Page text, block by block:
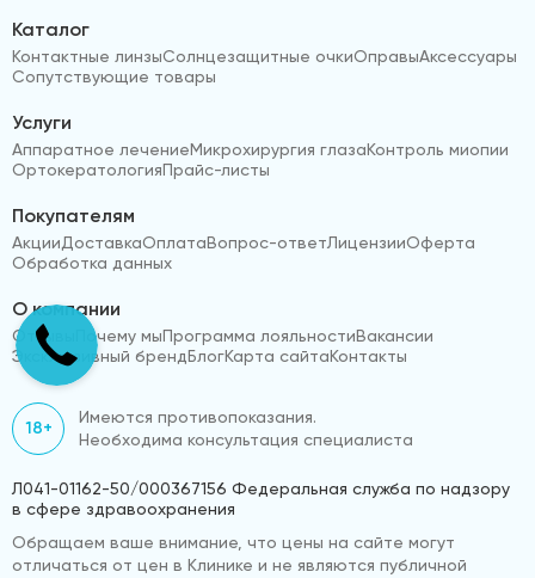
Каталог
Контактные линзыСолнцезащитные очкиОправыАксессуары
Сопутствующие товары
Услуги
Аппаратное лечениеМикрохирургия глазаКонтроль миопии
ОртокератологияПрайс-листы
Покупателям
АкцииДоставкаОплатаВопрос-ответЛицензииОферта
Обработка данных
О компании
Отзывы Почему мыПрограмма лояльностиВакансии
Эксклюзивный брендБлогКарта сайтаКонтакты
18+
Имеются противопоказания.
Необходима консультация специалиста
Л041-01162-50/000367156 Федеральная служба по надзору
в сфере здравоохранения
Обращаем ваше внимание, что цены на сайте могут
отличаться от цен в Клинике и не являются публичной